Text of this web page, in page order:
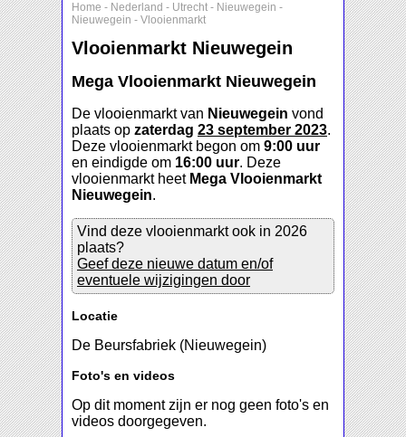
Home - Nederland - Utrecht - Nieuwegein -
Nieuwegein - Vlooienmarkt
Vlooienmarkt Nieuwegein
Mega Vlooienmarkt Nieuwegein
De vlooienmarkt van Nieuwegein vond
plaats op zaterdag 23 september 2023.
Deze vlooienmarkt begon om 9:00 uur
en eindigde om 16:00 uur. Deze
vlooienmarkt heet Mega Vlooienmarkt
Nieuwegein.
Vind deze vlooienmarkt ook in 2026
plaats?
Geef deze nieuwe datum en/of
eventuele wijzigingen door
Locatie
De Beursfabriek (Nieuwegein)
Foto's en videos
Op dit moment zijn er nog geen foto's en
videos doorgegeven.